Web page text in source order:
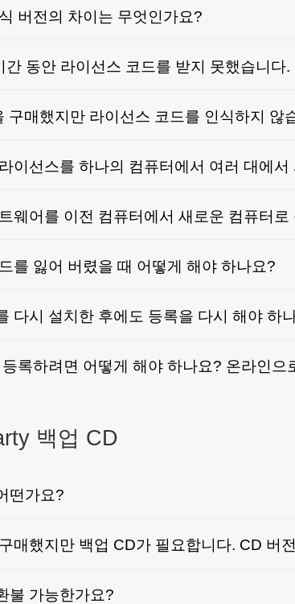
버전의 차이는 무엇인가요?
간 동안 라이선스 코드를 받지 못했습니다
구매했지만 라이선스 코드를 인식하지 않
이선스를 하나의 컴퓨터에서 여러 대에서
웨어를 이전 컴퓨터에서 새로운 컴퓨터
를 잃어 버렸을 때 어떻게 해야 하나요?
다시 설치한 후에도 등록을 다시 해야 하
록하려면 어떻게 해야 하나요? 온라인으
백업 CD
떤가요?
매했지만 백업 CD가 필요합니다. CD 버
불 가능한가요?